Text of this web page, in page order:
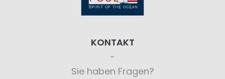
KONTAKT
Sie haben Fragen?